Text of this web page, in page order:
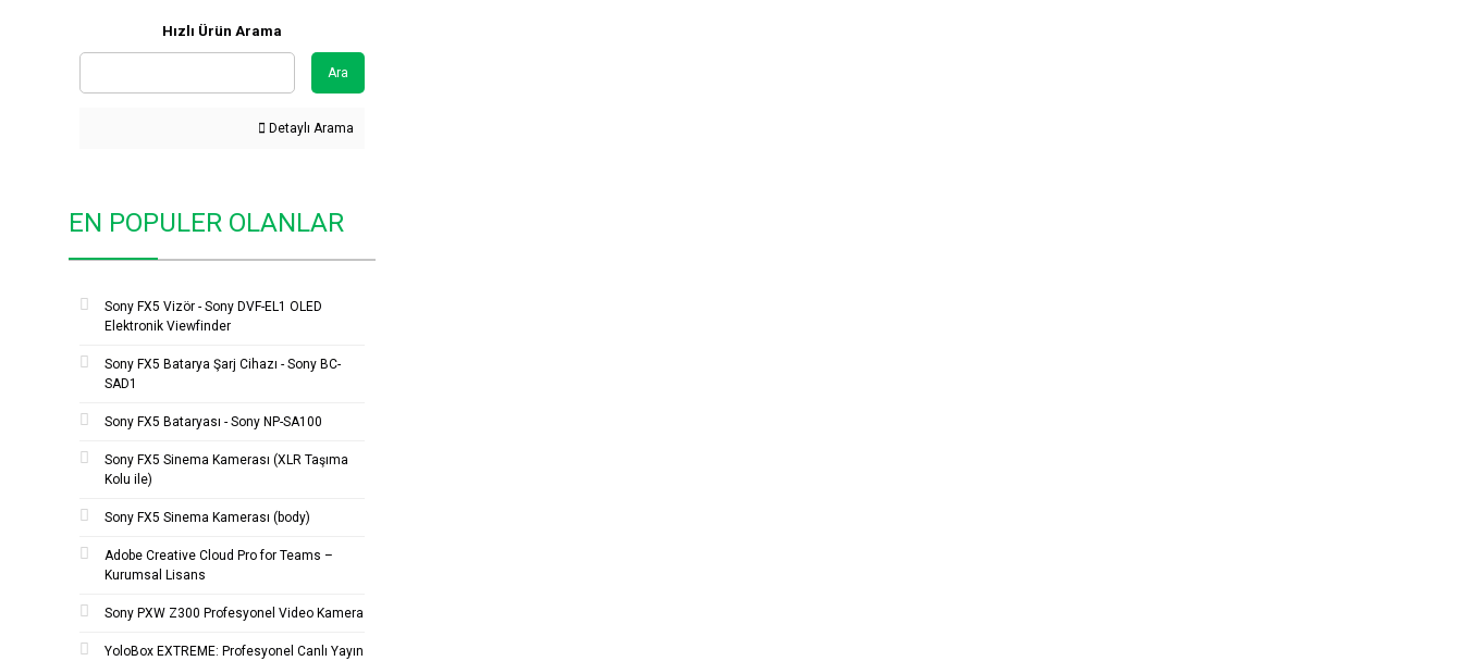
Hızlı Ürün Arama
Ara
Detaylı Arama
EN POPULER OLANLAR
Sony FX5 Vizör - Sony DVF-EL1 OLED
Elektronik Viewfinder
Sony FX5 Batarya Şarj Cihazı - Sony BC-
SAD1
Sony FX5 Bataryası - Sony NP-SA100
Sony FX5 Sinema Kamerası (XLR Taşıma
Kolu ile)
Sony FX5 Sinema Kamerası (body)
Adobe Creative Cloud Pro for Teams –
Kurumsal Lisans
Sony PXW Z300 Profesyonel Video Kamera
YoloBox EXTREME: Profesyonel Canlı Yayın